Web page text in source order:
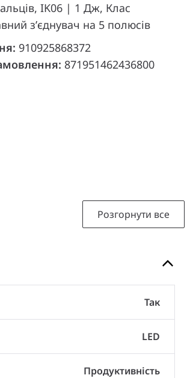
IK06 | 1 Дж, Клас
з’єднувач на 5 полюсів
910925868372
871951462436800
Розгорнути все
Так
LED
Продуктивність